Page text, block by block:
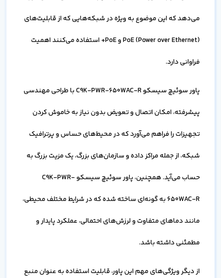
می‌دهد که این موضوع به ویژه در شبکه‌هایی که از قابلیت‌های
PoE (Power over Ethernet) و PoE+ استفاده می‌کنند اهمیت
فراوانی دارد.
پاور سوئیچ سیسکو C9K-PWR-650WAC-R با طراحی مهندسی
پیشرفته، امکان اتصال و تعویض بدون نیاز به خاموش کردن
تجهیزات را فراهم می‌آورد که در محیط‌های حساس و پرترافیک
شبکه، از جمله مراکز داده و سازمان‌های بزرگ، یک مزیت بزرگ به
حساب می‌آید. همچنین، پاور سوئیچ سیسکو C9K-PWR-
650WAC-R به گونه‌ای ساخته شده که در شرایط مختلف محیطی،
مانند دماهای متفاوت و لرزش‌های احتمالی، عملکرد پایدار و
مطمئنی داشته باشد.
از دیگر ویژگی‌های مهم این پاور، قابلیت استفاده به عنوان منبع